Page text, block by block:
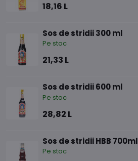
18,16 L
Sos de stridii 300 ml
Pe stoc
21,33 L
Sos de stridii 600 ml
Pe stoc
28,82 L
Sos de stridii HBB 700ml
Pe stoc